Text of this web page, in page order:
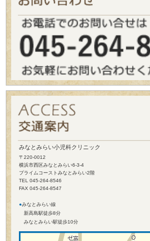
みなとみらい小児科クリニック
〒220-0012
横浜市西区みなとみらい6-3-4
プライムコーストみなとみらい2階
TEL 045-264-8546
FAX 045-264-8547
●みなとみらい線
新高島駅徒歩8分
みなとみらい駅徒歩10分